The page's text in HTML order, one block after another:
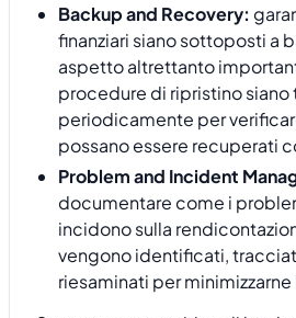
Backup and Recovery:
finanziari siano sottoposti a
aspetto altrettanto
procedure di ripristino siano
periodicamente per
possano essere recuperati
Problem and Incident
documentare come i
incidono sulla
vengono identificati,
riesaminati per